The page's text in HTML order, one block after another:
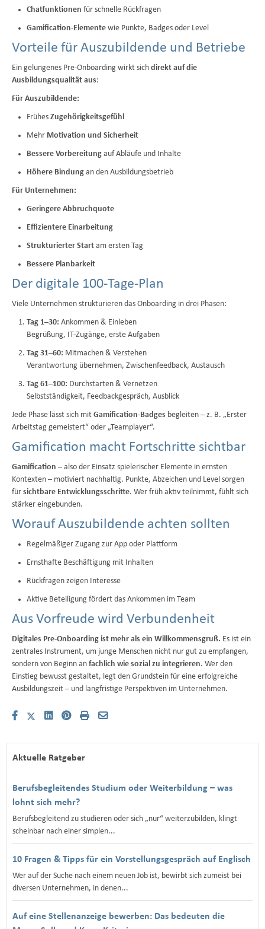
Chatfunktionen für schnelle Rückfragen
Gamification-Elemente wie Punkte, Badges oder Level
Vorteile für Auszubildende und Betriebe
Ein gelungenes Pre-Onboarding wirkt sich direkt auf die
Ausbildungsqualität aus:
Für Auszubildende:
Frühes Zugehörigkeitsgefühl
Mehr Motivation und Sicherheit
Bessere Vorbereitung auf Abläufe und Inhalte
Höhere Bindung an den Ausbildungsbetrieb
Für Unternehmen:
Geringere Abbruchquote
Effizientere Einarbeitung
Strukturierter Start am ersten Tag
Bessere Planbarkeit
Der digitale 100-Tage-Plan
Viele Unternehmen strukturieren das Onboarding in drei Phasen:
Tag 1–30: Ankommen & Einleben
Begrüßung, IT-Zugänge, erste Aufgaben
Tag 31–60: Mitmachen & Verstehen
Verantwortung übernehmen, Zwischenfeedback, Austausch
Tag 61–100: Durchstarten & Vernetzen
Selbstständigkeit, Feedbackgespräch, Ausblick
Jede Phase lässt sich mit Gamification-Badges begleiten – z. B. „Erster
Arbeitstag gemeistert“ oder „Teamplayer“.
Gamification macht Fortschritte sichtbar
Gamification – also der Einsatz spielerischer Elemente in ernsten
Kontexten – motiviert nachhaltig. Punkte, Abzeichen und Level sorgen
für sichtbare Entwicklungsschritte. Wer früh aktiv teilnimmt, fühlt sich
stärker eingebunden.
Worauf Auszubildende achten sollten
Regelmäßiger Zugang zur App oder Plattform
Ernsthafte Beschäftigung mit Inhalten
Rückfragen zeigen Interesse
Aktive Beteiligung fördert das Ankommen im Team
Aus Vorfreude wird Verbundenheit
Digitales Pre-Onboarding ist mehr als ein Willkommensgruß. Es ist ein
zentrales Instrument, um junge Menschen nicht nur gut zu empfangen,
sondern von Beginn an fachlich wie sozial zu integrieren. Wer den
Einstieg bewusst gestaltet, legt den Grundstein für eine erfolgreiche
Ausbildungszeit – und langfristige Perspektiven im Unternehmen.
Aktuelle Ratgeber
Berufsbegleitendes Studium oder Weiterbildung – was
lohnt sich mehr?
Berufsbegleitend zu studieren oder sich „nur“ weiterzubilden, klingt
scheinbar nach einer simplen...
10 Fragen & Tipps für ein Vorstellungsgespräch auf Englisch
Wer auf der Suche nach einem neuen Job ist, bewirbt sich zumeist bei
diversen Unternehmen, in denen...
Auf eine Stellenanzeige bewerben: Das bedeuten die